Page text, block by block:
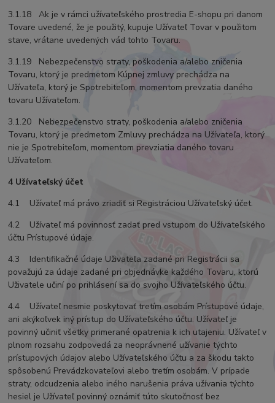
3.1.18 Ak je v rámci užívateľského prostredia E-shopu pri danom
Tovare uvedené, že je použitý, kupuje Užívateľ Tovar v použitom
stave, vrátane uvedených vád tohto Tovaru.
3.1.19 Nebezpečenstvo straty, poškodenia a/alebo zničenia
Tovaru, ktorý je predmetom Kúpnej zmluvy prechádza na
Užívateľa, ktorý je Spotrebiteľom, momentom prevzatia daného
tovaru Užívateľom.
3.1.20 Nebezpečenstvo straty, poškodenia a/alebo zničenia
Tovaru, ktorý je predmetom Zmluvy prechádza na Užívateľa, ktorý
nie je Spotrebiteľom, momentom prevziatia daného tovaru
Užívateľom.
4 Užívateľský účet
4.1 Užívateľ má právo zriadiť si Registráciou Užívateľský účet.
4.2 Užívateľ má povinnosť zadať pred vstupom do Užívateľského
účtu Prístupové údaje.
4.3 Identifikačné údaje Uživateľa zadané pri Registrácii sa
považujú za údaje zadané pri objednávke každého Tovaru, ktorú
Uživatele učiní po prihlásení sa do svojho Užívateľského účtu.
4.4 Užívateľ nesmie poskytovať tretím osobám Prístupové údaje,
ani akýkoľvek iný prístup do Užívateľského účtu. Užívateľ je
povinný učiniť všetky primerané opatrenia k ich utajeniu. Užívateľ v
plnom rozsahu zodpovedá za neoprávnené užívanie týchto
prístupových údajov alebo Užívateľského účtu a za škodu takto
spôsobenú Prevádzkovateľovi alebo tretím osobám. V prípade
straty, odcudzenia alebo iného narušenia práva užívania týchto
hesiel je Užívateľ povinný oznámiť túto skutočnosť bez